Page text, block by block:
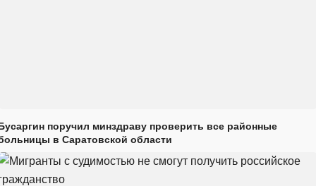
поручил минздраву проверить все районные
в Саратовской области